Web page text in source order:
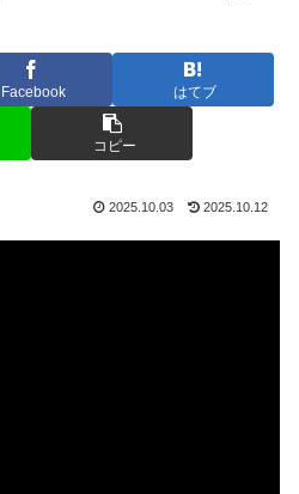
Facebook はてブ
コピー
2025.10.03 2025.10.12